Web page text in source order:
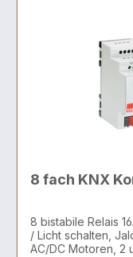
8 fach KNX
8 bistabile Relais
/ Licht schalten,
AC/DC Motoren, 2